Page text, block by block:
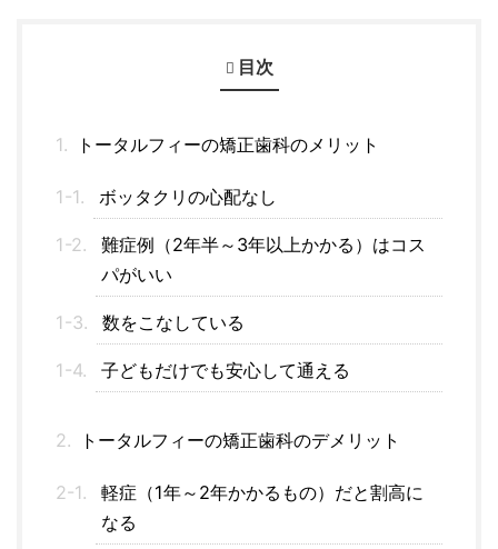
目次
トータルフィーの矯正歯科のメリット
ボッタクリの心配なし
難症例（2年半～3年以上かかる）はコス
パがいい
数をこなしている
子どもだけでも安心して通える
トータルフィーの矯正歯科のデメリット
軽症（1年～2年かかるもの）だと割高に
なる